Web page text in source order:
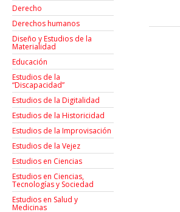
Derecho
Derechos humanos
Diseño y Estudios de la
Materialidad
Educación
Estudios de la
“Discapacidad”
Estudios de la Digitalidad
Estudios de la Historicidad
Estudios de la Improvisación
Estudios de la Vejez
Estudios en Ciencias
Estudios en Ciencias,
Tecnologías y Sociedad
Estudios en Salud y
Medicinas